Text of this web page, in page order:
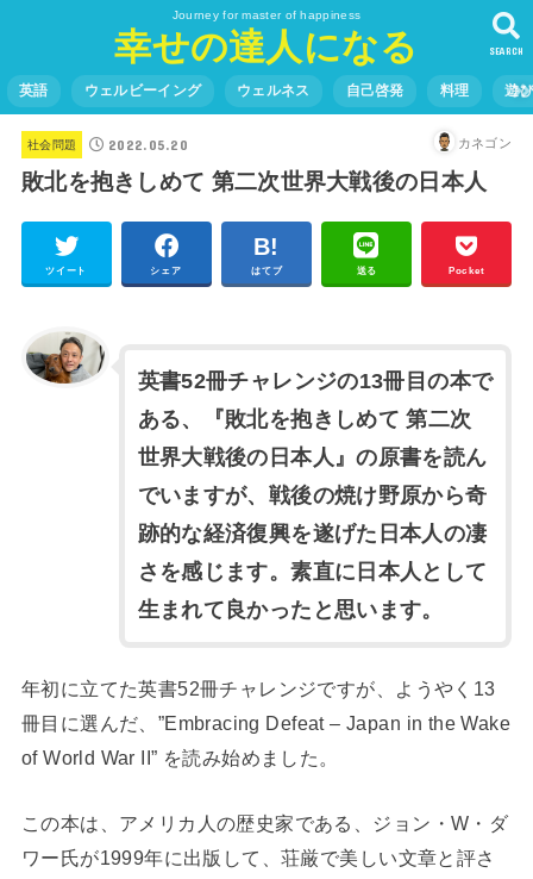
Journey for master of happiness
幸せの達人になる SEARCH
英語 ウェルビーイング ウェルネス 自己啓発 料理 遊
社会問題 2022.05.20 カネゴン
敗北を抱きしめて 第二次世界大戦後の日本人
ツイート シェア はてブ 送る Pocket
英書52冊チャレンジの13冊目の本で
ある、『敗北を抱きしめて 第二次
世界大戦後の日本人』の原書を読ん
でいますが、戦後の焼け野原から奇
跡的な経済復興を遂げた日本人の凄
さを感じます。素直に日本人として
生まれて良かったと思います。
年初に立てた英書52冊チャレンジですが、ようやく13
冊目に選んだ、”Embracing Defeat – Japan in the Wake
of World War II” を読み始めました。
この本は、アメリカ人の歴史家である、ジョン・W・ダ
ワー氏が1999年に出版して、荘厳で美しい文章と評さ